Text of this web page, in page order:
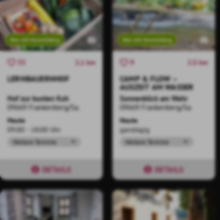
Nur mit Anmeldung
33 2.1 km
LERNBAUERNHOF
Hof zur bunten Kuh
09669 Frankenberg/Sa.
Heute
09:00 - 18:00 Uhr
Weitere Termine
DETAILS
Nur mit Anmeldung
9 2.5 km
CAMP & FLOW –
AUSZEIT AM WASSER
Sonnenblick am Wehr
09669 Frankenberg/Sa.
Heute
ganztägig
Weitere Termine
DETAILS